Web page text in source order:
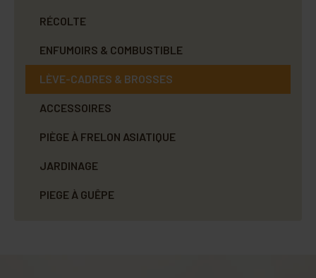
RÉCOLTE
ENFUMOIRS & COMBUSTIBLE
LÈVE-CADRES & BROSSES
ACCESSOIRES
PIÈGE À FRELON ASIATIQUE
JARDINAGE
PIEGE À GUÊPE